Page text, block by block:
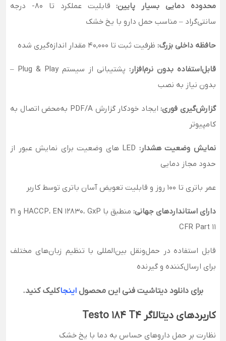
محدوده دمایی بسیار پایین:
قابلیت عملکرد تا 80- درجه
سانتی‌گراد – مناسب حمل دارو با یخ خشک
حافظه داخلی بزرگ: ظرفیت ثبت تا 40,000 مقدار اندازه‌گیری شده
قابل‌استفاده بدون نرم‌افزار:
پشتیبانی از سیستم Plug & Play –
بدون نیاز به نصب
گزارش‌گیری فوری:
ایجاد خودکار گزارش PDF/A به‌محض اتصال به
کامپیوتر
نمایش وضعیت هشدار:
LED های وضعیت برای نمایش عبور از
حدود مجاز دمایی
عمر باتری تا 100 روز و قابلیت تعویض آسان باتری توسط کاربر
دارای استانداردهای جهانی:
منطبق با HACCP، EN 12830، GxP و 21
CFR Part 11
قابل استفاده در حمل‌ونقل بین‌المللی با تنظیم زبان‌های مختلف
برای ارسال‌کننده و گیرنده
برای دانلود دیتاشیت فنی این محصول اینجاکلیک کنید.
کاربردهای دیتالاگر Testo 184 T4
نظارت بر حمل داروهای حساس به دما با یخ خشک